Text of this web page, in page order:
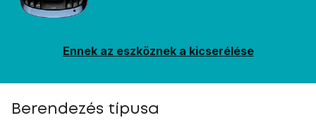
Ennek az eszköznek a kicserélése
Berendezés típusa